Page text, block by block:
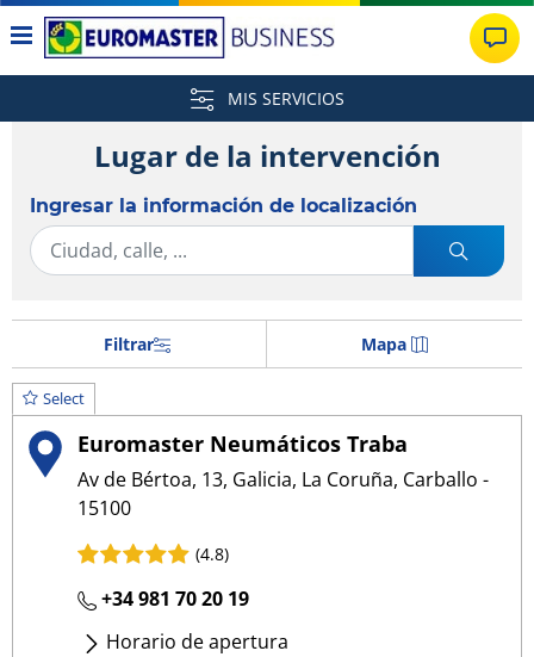
MIS SERVICIOS
Lugar de la intervención
Ingresar la información de localización
Filtrar Mapa
Select
Euromaster Neumáticos Traba
Av de Bértoa, 13, Galicia, La Coruña, Carballo -
15100
(4.8)
+34 981 70 20 19
Horario de apertura